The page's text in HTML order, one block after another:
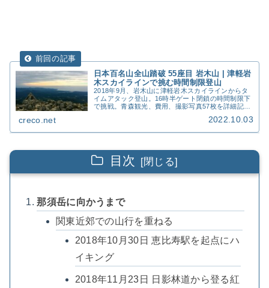
日本百名山全山踏破 55座目 岩木山 | 津軽岩
木スカイラインで挑む時間制限登山
2018年9月、岩木山に津軽岩木スカイラインからタ
イムアタック登山。16時半ゲート閉鎖の時間制限下
で挑戦。青森観光、費用、撮影写真57枚を詳細記
creco.net 2022.10.03
目次
那須岳に向かうまで
関東近郊での山行を重ねる
2018年10月30日 恵比寿駅を起点にハ
イキング
2018年11月23日 日影林道から登る紅